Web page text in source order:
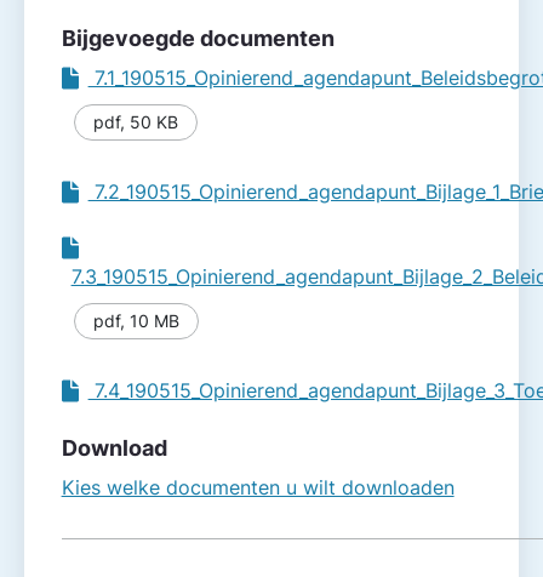
Bijgevoegde documenten
pdf, 50 KB
pdf, 10 MB
Download
Kies welke documenten u wilt downloaden